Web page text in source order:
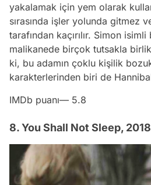
yakalamak için yem olarak
sırasında işler yolunda gitmez
tarafından kaçırılır. Simon
malikanede birçok tutsakla
ki, bu adamın çoklu kişilik
karakterlerinden biri de
IMDb puanı— 5.8
8. You Shall Not Sleep, 2018